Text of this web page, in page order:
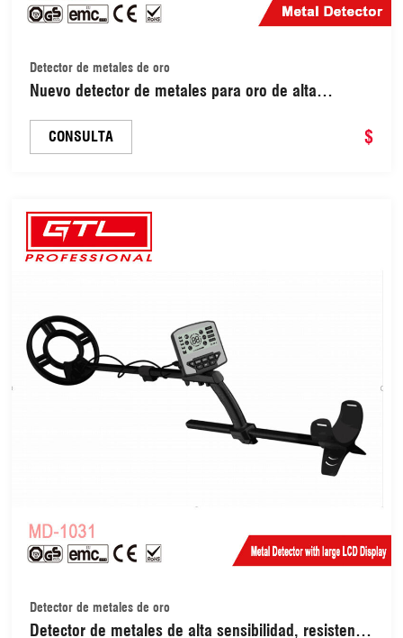
Detector de metales de oro
Nuevo detector de metales para oro de alta
CONSULTA $
Detector de metales de oro
Detector de metales de alta sensibilidad, resistente